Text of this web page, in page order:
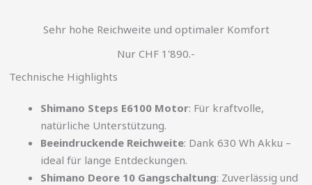
Sehr hohe Reichweite und optimaler Komfort
Nur CHF 1'890.-
Technische Highlights
Shimano Steps E6100 Motor: Für kraftvolle,
natürliche Unterstützung.
Beeindruckende Reichweite: Dank 630 Wh Akku –
ideal für lange Entdeckungen.
Shimano Deore 10 Gangschaltung: Zuverlässig und